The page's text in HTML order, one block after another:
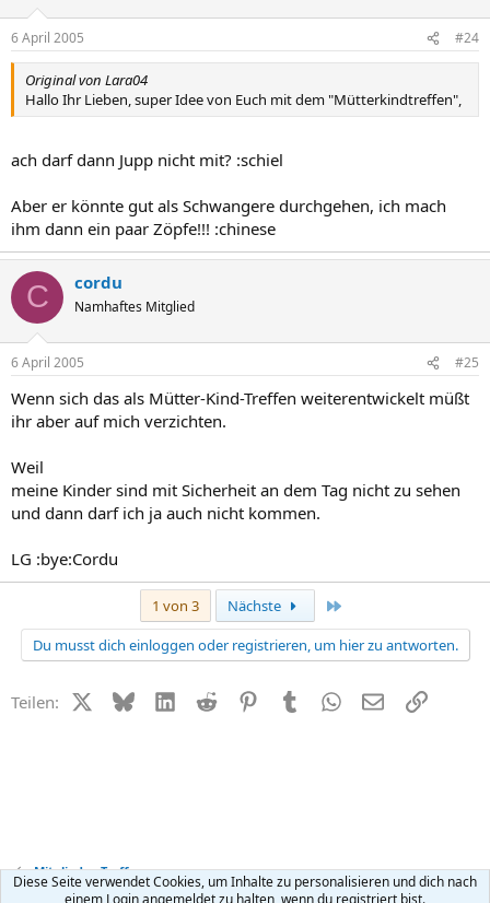
6 April 2005 #24
Original von Lara04
Hallo Ihr Lieben, super Idee von Euch mit dem "Mütterkindtreffen",
ach darf dann Jupp nicht mit? :schiel
Aber er könnte gut als Schwangere durchgehen, ich mach
ihm dann ein paar Zöpfe!!! :chinese
C cordu
Namhaftes Mitglied
6 April 2005 #25
Wenn sich das als Mütter-Kind-Treffen weiterentwickelt müßt
ihr aber auf mich verzichten.
Weil
meine Kinder sind mit Sicherheit an dem Tag nicht zu sehen
und dann darf ich ja auch nicht kommen.
LG :bye:Cordu
1 von 3 Nächste
Du musst dich einloggen oder registrieren, um hier zu antworten.
Teilen: X (Twitter)
BlueskyLinkedIn
Reddit PinterestTumblr WhatsApp
E-MailLink
Mitglieder-Treffen
Diese Seite verwendet Cookies, um Inhalte zu personalisieren und dich nach
einem Login angemeldet zu halten, wenn du registriert bist.